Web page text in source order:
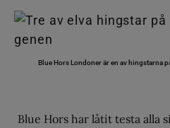
Blue Hors Londoner är en av hingstarna
Blue Hors har låtit testa alla